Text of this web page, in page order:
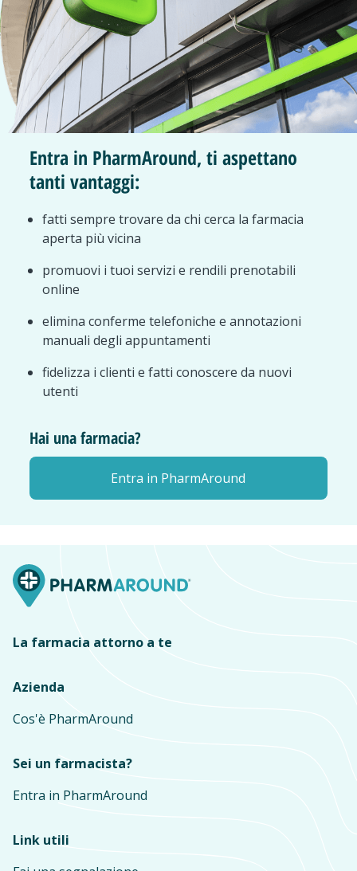
Entra in PharmAround, ti aspettano
tanti vantaggi:
fatti sempre trovare da chi cerca la farmacia
aperta più vicina
promuovi i tuoi servizi e rendili prenotabili
online
elimina conferme telefoniche e annotazioni
manuali degli appuntamenti
fidelizza i clienti e fatti conoscere da nuovi
utenti
Hai una farmacia?
Entra in PharmAround
La farmacia attorno a te
Azienda
Cos'è PharmAround
Sei un farmacista?
Entra in PharmAround
Link utili